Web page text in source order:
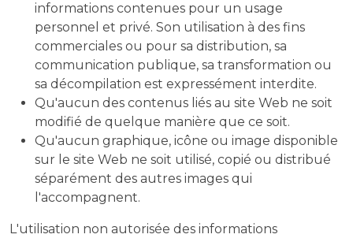
informations contenues pour un usage
personnel et privé. Son utilisation à des fins
commerciales ou pour sa distribution, sa
communication publique, sa transformation ou
sa décompilation est expressément interdite.
Qu'aucun des contenus liés au site Web ne soit
modifié de quelque manière que ce soit.
Qu'aucun graphique, icône ou image disponible
sur le site Web ne soit utilisé, copié ou distribué
séparément des autres images qui
l'accompagnent.
L'utilisation non autorisée des informations